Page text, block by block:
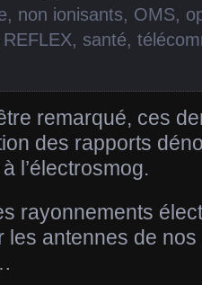
, non ionisants, OMS,
REFLEX, santé,
remarqué, ces
des rapports
l’électrosmog.
rayonnements
les antennes de